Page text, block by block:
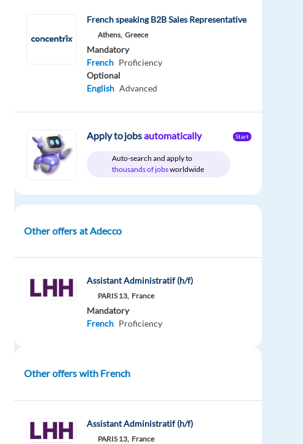
French speaking B2B Sales Representative
Athens, Greece
Mandatory
French Proficiency
Optional
English Advanced
Apply to jobsautomatically
Auto-search and apply to
thousands of jobsworldwide
Start
Other offers at Adecco
Assistant Administratif (h/f)
PARIS 13, France
Mandatory
French Proficiency
Other offers with French
Assistant Administratif (h/f)
PARIS 13, France